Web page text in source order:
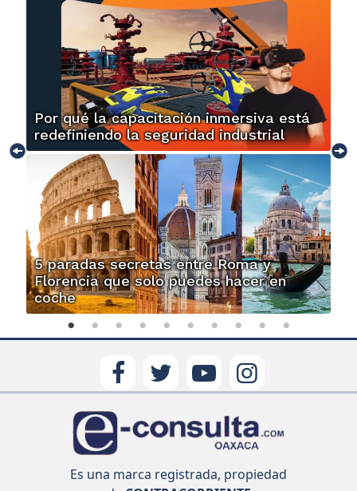
Por qué la capacitación inmersiva está
redefiniendo la seguridad industrial
5 paradas secretas entre Roma y
Florencia que solo puedes hacer en
coche
Es una marca registrada, propiedad